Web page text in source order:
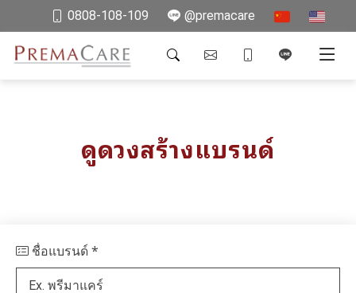
0808-108-109 @premacare
ดูดวงสร้างแบรนด์
ชื่อแบรนด์ *